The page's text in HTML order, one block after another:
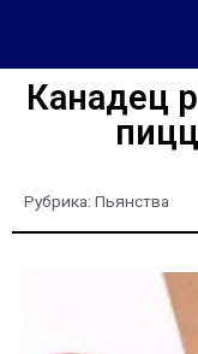
Канадец
Рубрика: Пьянства